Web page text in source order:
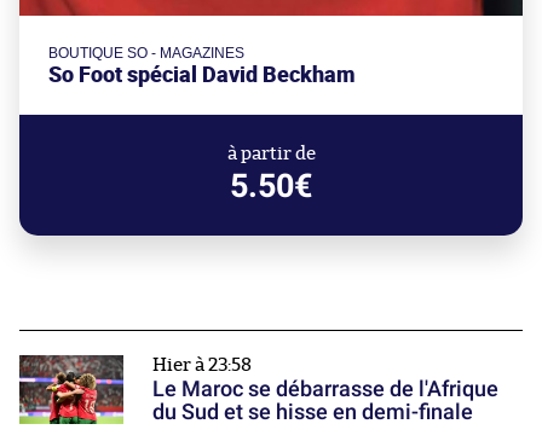
BOUTIQUE SO - MAGAZINES
So Foot spécial David Beckham
à partir de
5.50€
Hier à 23:58
Le Maroc se débarrasse de l'Afrique
du Sud et se hisse en demi-finale